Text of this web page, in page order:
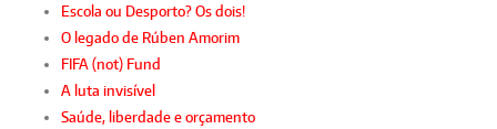
Escola ou Desporto? Os dois!
O legado de Rúben Amorim
FIFA (not) Fund
A luta invisível
Saúde, liberdade e orçamento